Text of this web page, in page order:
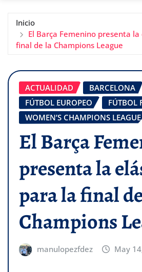
Inicio
El Barça Femenino presenta
final de la Champions League
ACTUALIDAD BARCELONA
FÚTBOL EUROPEO
FÚTBOL
WOMEN’S CHAMPIONS LEAGUE
El Barça
presenta la
para la final
Champions
manulopezfdez May